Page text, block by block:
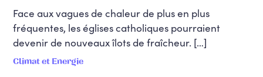
Face aux vagues de chaleur de plus en plus
fréquentes, les églises catholiques pourraient
devenir de nouveaux îlots de fraîcheur. […]
Climat et Energie